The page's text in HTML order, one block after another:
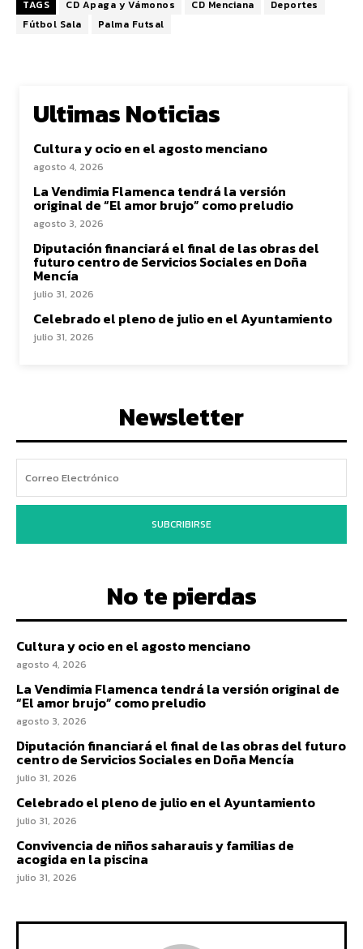
TAGS CD Apaga y Vámonos CD Menciana
Deportes
Fútbol Sala
Palma Futsal
Ultimas Noticias
Cultura y ocio en el agosto menciano
agosto 4, 2026
La Vendimia Flamenca tendrá la versión
original de “El amor brujo” como preludio
agosto 3, 2026
Diputación financiará el final de las obras del
futuro centro de Servicios Sociales en Doña
Mencía
julio 31, 2026
Celebrado el pleno de julio en el Ayuntamiento
julio 31, 2026
Newsletter
SUBCRIBIRSE
No te pierdas
Cultura y ocio en el agosto menciano
agosto 4, 2026
La Vendimia Flamenca tendrá la versión original de
“El amor brujo” como preludio
agosto 3, 2026
Diputación financiará el final de las obras del futuro
centro de Servicios Sociales en Doña Mencía
julio 31, 2026
Celebrado el pleno de julio en el Ayuntamiento
julio 31, 2026
Convivencia de niños saharauis y familias de
acogida en la piscina
julio 31, 2026